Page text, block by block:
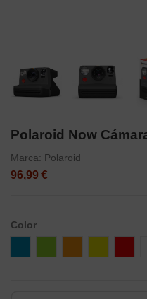
Polaroid Now
Marca: Polaroid
96,99 €
Color